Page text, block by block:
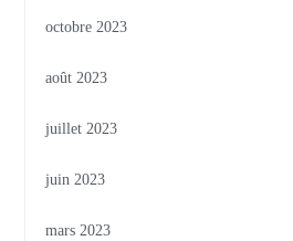
octobre 2023
août 2023
juillet 2023
juin 2023
mars 2023